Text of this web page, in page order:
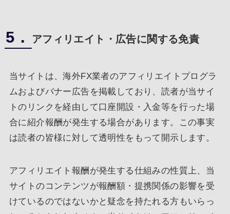
5． アフィリエイト・広告に関する免責
当サイトは、海外FX業者のアフィリエイトプログラ
ムおよびバナー広告を掲載しており、読者が当サイ
トのリンクを経由して口座開設・入金等を行った場
合に紹介報酬が発生する場合があります。この事実
は読者の皆様に対して透明性をもって開示します。
アフィリエイト報酬が発生する仕組みの性質上、当
サイトのコンテンツが報酬額・提携関係の影響を受
けているのではないかと疑念を持たれる方もいらっ